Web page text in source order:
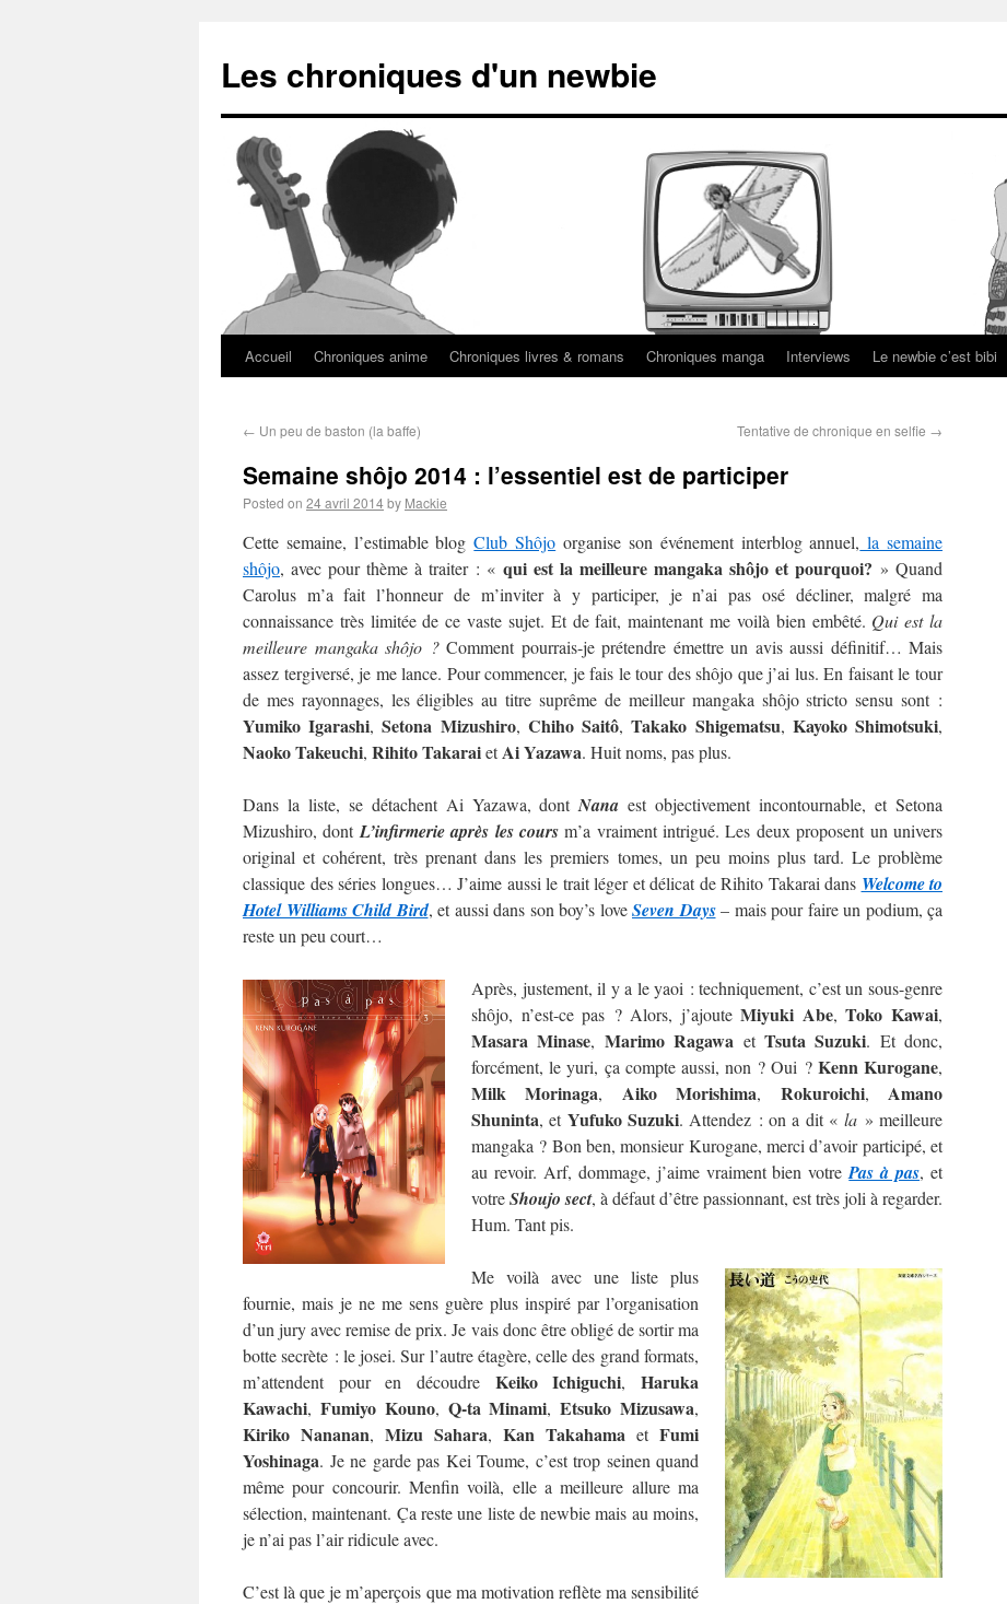
Les chroniques d'un newbie
Accueil Chroniques anime Chroniques livres & romans Chroniques manga Interviews Le newbie c’est bibi
← Un peu de baston (la baffe) Tentative de chronique en selfie →
Semaine shôjo 2014 : l’essentiel est de participer
Posted on 24 avril 2014by Mackie
Cette semaine, l’estimable blogClub Shôjo organise son événement interblog annuel, la semaine
shôjo, avec pour thème à traiter : « qui est la meilleure mangaka shôjo et pourquoi? » Quand
Carolus m’a fait l’honneur de m’inviter à y participer, je n’ai pas osé décliner, malgré ma
connaissance très limitée de ce vaste sujet. Et de fait, maintenant me voilà bien embêté. Qui est la
meilleure mangaka shôjo ?Comment pourrais-je prétendre émettre un avis aussi définitif… Mais
assez tergiversé, je me lance. Pour commencer, je fais le tour des shôjo que j’ai lus. En faisant le tour
de mes rayonnages, les éligibles au titre suprême de meilleur mangaka shôjo stricto sensu sont :
Yumiko Igarashi,Setona Mizushiro, Chiho Saitô,Takako Shigematsu, Kayoko Shimotsuki,
NaokoTakeuchi, Rihito TakaraietAiYazawa. Huit noms, pas plus.
Dans la liste, se détachent Ai Yazawa, dontNana est objectivement incontournable, et Setona
Mizushiro, dont L’infirmerie après les coursm’a vraiment intrigué. Les deux proposent un univers
original et cohérent, très prenant dans les premiers tomes, un peu moins plus tard. Le problème
classique des séries longues… J’aime aussi le trait léger et délicat de Rihito Takarai dans Welcome to
Hotel Williams Child Bird, et aussi dans son boy’s loveSeven Days– mais pour faire un podium, ça
reste un peu court…
Après, justement, il y a le yaoi : techniquement, c’est un sous-genre
shôjo, n’est-ce pas ? Alors, j’ajouteMiyuki Abe,Toko Kawai,
Masara Minase, Marimo Ragawa et Tsuta Suzuki. Et donc,
forcément, le yuri, ça compte aussi, non ? Oui ? Kenn Kurogane,
Milk Morinaga, Aiko Morishima, Rokuroichi, Amano
Shuninta, et Yufuko Suzuki. Attendez : on a dit «la » meilleure
mangaka ? Bon ben, monsieur Kurogane, merci d’avoir participé, et
au revoir. Arf, dommage, j’aime vraiment bien votrePas à pas, et
votreShoujo sect, à défaut d’être passionnant, est très joli à regarder.
Hum. Tant pis.
Me voilà avec une liste plus
fournie, mais je ne me sens guère plus inspiré par l’organisation
d’un jury avec remise de prix. Je vais donc être obligé de sortir ma
botte secrète : le josei. Sur l’autre étagère, celle des grand formats,
m’attendent pour en découdre Keiko Ichiguchi,Haruka
Kawachi, Fumiyo Kouno, Q-ta Minami,Etsuko Mizusawa,
Kiriko Nananan, Mizu Sahara, Kan Takahama et Fumi
Yoshinaga. Je ne garde pas Kei Toume, c’est trop seinen quand
même pour concourir. Menfin voilà, elle a meilleure allure ma
sélection, maintenant. Ça reste une liste de newbie mais au moins,
je n’ai pas l’air ridicule avec.
C’est là que je m’aperçois que ma motivation reflète ma sensibilité